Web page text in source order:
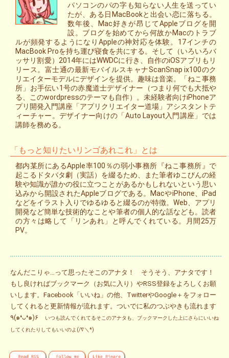
パソコンのパの字も知らない人生を送ってい
たが、ある日MacBookと出会い恋に落ちる。
数年後、Mac好きが昂じてAppleブログを開
設。ブログを始めてから何故かMacのトラブ
ルが頻発するようになりAppleの神対応を体験。17インチの
MacBook Proを持ち運び寝食を共にする。そして（いろいろバ
ッサリ割愛）2014年にはWWDCに行き、自作のiOSアプリもリ
リース。富士通の最新モバイルスキャナScanSnap ix100のク
リエイターモデルにデザインを提供。趣味は音楽。「ねこ事務
所」お手伝い1号の赤魔道士デザイナー（つまり何でも大抵や
る、このwordpressのテーマも自作）。未経験者向けiPhoneア
プリ開発入門講座「アプリクリエイター道場」アシスタントテ
ィーチャー。デザイナー向けの「Auto Layout入門講座」では
講師を務める。
「もっと知りたいリンゴあれこれ」とは
都内某所にあるApple率100％の弱小事務所『ねこ事務所』で
起こるドタバタ劇（実話）を綴るため、また筆者ゆこびんの経
験や知識が誰かの役に立つことがあるかもしれないという思い
込みから開設されたAppleブログである。MacやiPhone、iPad
などをイラスト入りでゆるゆると綴るのが特徴。Web、アプリ
開発など簡単な技術的なことや筆者の個人的な話なども。読者
の方々は略して「リンあれ」と呼んでくれている。月間25万
PV。
なんだこりゃ…って思ったそこのアナタ！ そうそう、アナタです！
もし良ければブックマーク（お気に入り）やRSS登録をよろしくお願
いします。Facebook「いいね」の他、TwitterやGoogle＋をフォロー
してくれると更新情報が流れます。ついでに私のつぶやきも流れます
٩(๑❛ᴗ❛๑)۶
いつも読んでくれてるそこのアナタも、ブックマークした上にさらにいいね
してくれたりしてもいいのよ(/∇＼*)